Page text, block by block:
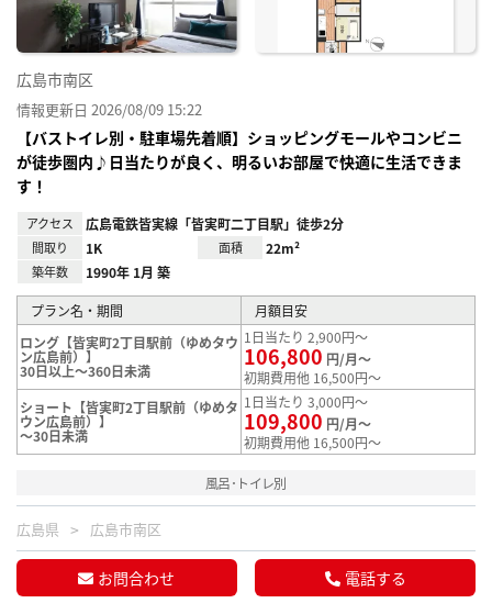
広島市南区
情報更新日 2026/08/09 15:22
【バストイレ別・駐車場先着順】ショッピングモールやコンビニ
が徒歩圏内♪日当たりが良く、明るいお部屋で快適に生活できま
す！
アクセス 広島電鉄皆実線「皆実町二丁目駅」徒歩2分
間取り 1K 面積 22m²
築年数 1990年 1月 築
プラン名・期間
月額目安
ロング【皆実町2丁目駅前（ゆめタウ
ン広島前）】
30日以上～360日未満
1日当たり 2,900円～
106,800 円/月～
初期費用他 16,500円～
ショート【皆実町2丁目駅前（ゆめタ
ウン広島前）】
～30日未満
1日当たり 3,000円～
109,800 円/月～
初期費用他 16,500円～
風呂･トイレ別
広島県 広島市南区
お問合わせ 電話する